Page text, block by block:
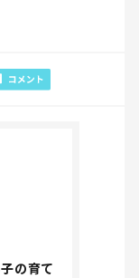
の育て